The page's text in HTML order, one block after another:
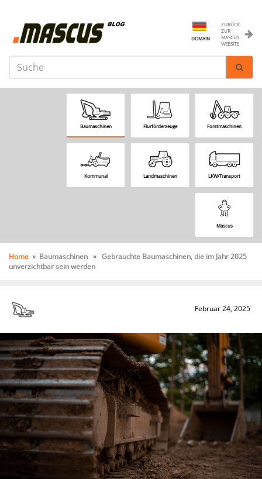
ZURÜCK
ZUR
MASCUS
WEBSITE
DOMAIN
Baumaschinen Flurförderzeuge Forstmaschinen
Kommunal Landmaschinen LKW/Transport
Mascus
Home » Baumaschinen » Gebrauchte Baumaschinen, die im Jahr 2025
unverzichtbar sein werden
Februar 24, 2025